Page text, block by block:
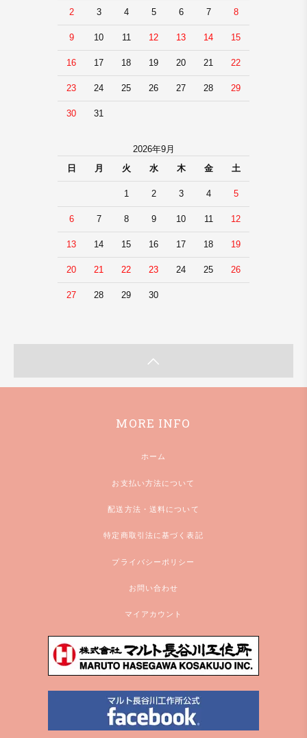
2 3 4 5 6 7 8
9 10 11 12 13 14 15
16 17 18 19 20 21 22
23 24 25 26 27 28 29
30 31
2026年9月
日
月 火 水 木 金 土
1 2 3 4 5
6 7 8 9 10 11 12
13 14 15 16 17 18 19
20 21 22 23 24 25 26
27 28 29 30
MORE INFO
ホーム
お支払い方法について
配送方法・送料について
特定商取引法に基づく表記
プライバシーポリシー
お問い合わせ
マイアカウント